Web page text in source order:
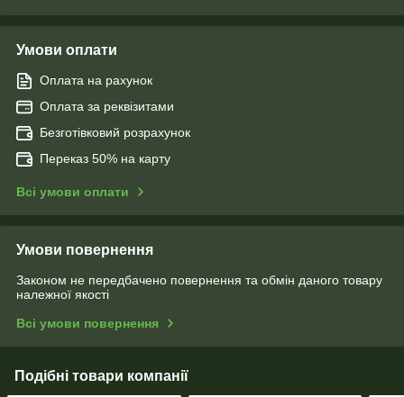
Умови оплати
Оплата на рахунок
Оплата за реквізитами
Безготівковий розрахунок
Переказ 50% на карту
Всі умови оплати
Умови повернення
Законом не передбачено повернення та обмін даного товару
належної якості
Всі умови повернення
Подібні товари компанії